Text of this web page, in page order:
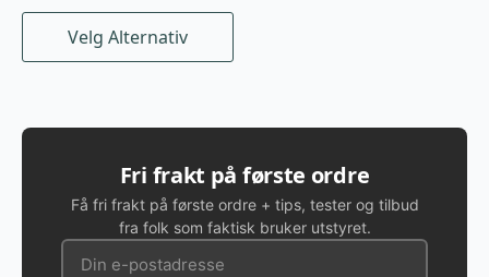
Velg Alternativ
Dette
produktet
Alternativene
produktsiden
Fri frakt på første ordre
Få fri frakt på første ordre + tips, tester og tilbud
fra folk som faktisk bruker utstyret.